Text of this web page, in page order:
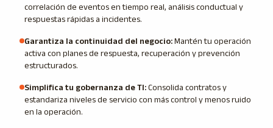
correlación de eventos en tiempo real, análisis conductual y
respuestas rápidas a incidentes.
Garantiza la continuidad del negocio:Mantén tu operación
activa con planes de respuesta, recuperación y prevención
estructurados.
Simplifica tu gobernanza de TI:Consolida contratos y
estandariza niveles de servicio con más control y menos ruido
en la operación.